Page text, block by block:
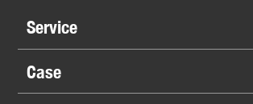
Service
Case